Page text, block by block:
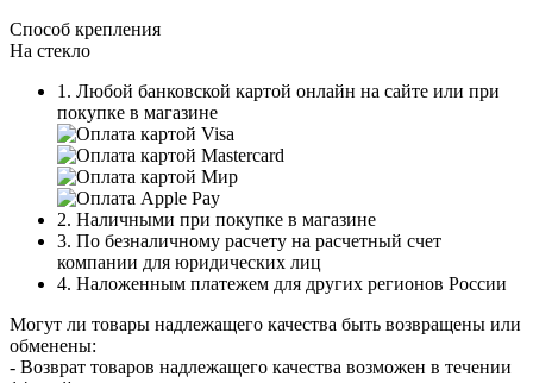
Способ крепления
На стекло
1. Любой банковской картой онлайн на сайте или при
покупке в магазине
2. Наличными при покупке в магазине
3. По безналичному расчету на расчетный счет
компании для юридических лиц
4. Наложенным платежем для других регионов России
Могут ли товары надлежащего качества быть возвращены или
обменены:
- Возврат товаров надлежащего качества возможен в течении